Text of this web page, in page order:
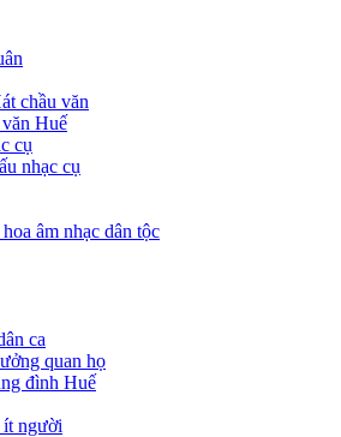
chầu văn
Huế
cụ
nhạc cụ
âm nhạc dân tộc
ca
quan họ
đình Huế
ít người